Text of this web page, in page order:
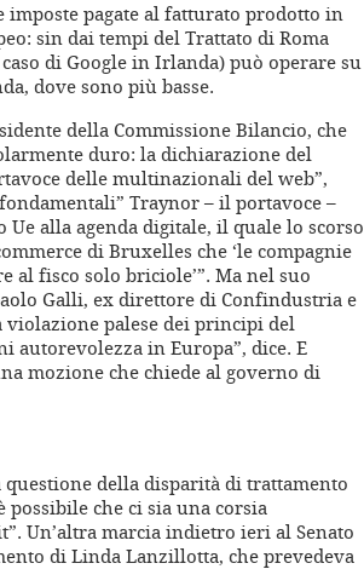
pagate al fatturato prodotto in
sin dai tempi del Trattato di Roma
di Google in Irlanda) può operare su
dove sono più basse.
della Commissione Bilancio, che
duro: la dichiarazione del
delle multinazionali del web”,
Traynor – il portavoce –
alla agenda digitale, il quale lo scorso
di Bruxelles che ‘le compagnie
fisco solo briciole’”. Ma nel suo
Galli, ex direttore di Confindustria e
violazione palese dei principi del
autorevolezza in Europa”, dice. E
mozione che chiede al governo di
della disparità di trattamento
che ci sia una corsia
Un’altra marcia indietro ieri al Senato
di Linda Lanzillotta, che prevedeva